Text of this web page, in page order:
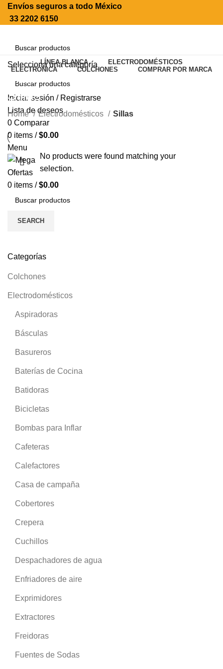
Envíos seguros a todo México
33 2202 6150
Selecciona una categoría
SEARCH
Iniciar sesión / Registrarse
Lista de deseos
0 Comparar
0 items / $0.00
Menu
0 items / $0.00
LÍNEA BLANCA
ELECTRODOMÉSTICOS
ELECTRÓNICA
COLCHONES COMPRAR POR MARCA
Sillas
Categorías
Colchones
Electrodomésticos
Aspiradoras
Básculas
Basureros
Baterías de Cocina
Batidoras
Bicicletas
Bombas para Inflar
Cafeteras
Calefactores
Casa de campaña
Cobertores
Crepera
Cuchillos
Despachadores de agua
Enfriadores de aire
Exprimidores
Extractores
Freidoras
Fuentes de Sodas
Home Electrodomésticos Sillas
No products were found matching your
selection.
SEARCH